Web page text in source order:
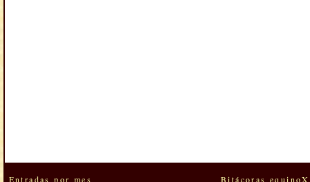
Entradas por mes Bitácoras